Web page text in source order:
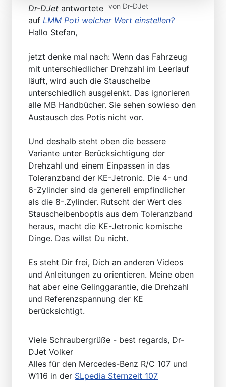
von Dr-DJet
Dr-DJet antwortete
auf LMM Poti welcher Wert einstellen?
Hallo Stefan,
jetzt denke mal nach: Wenn das Fahrzeug
mit unterschiedlicher Drehzahl im Leerlauf
läuft, wird auch die Stauscheibe
unterschiedlich ausgelenkt. Das ignorieren
alle MB Handbücher. Sie sehen sowieso den
Austausch des Potis nicht vor.
Und deshalb steht oben die bessere
Variante unter Berücksichtigung der
Drehzahl und einem Einpassen in das
Toleranzband der KE-Jetronic. Die 4- und
6-Zylinder sind da generell empfindlicher
als die 8-.Zylinder. Rutscht der Wert des
Stauscheibenboptis aus dem Toleranzband
heraus, macht die KE-Jetronic komische
Dinge. Das willst Du nicht.
Es steht Dir frei, Dich an anderen Videos
und Anleitungen zu orientieren. Meine oben
hat aber eine Gelinggarantie, die Drehzahl
und Referenzspannung der KE
berücksichtigt.
Viele Schraubergrüße - best regards, Dr-
DJet Volker
Alles für den Mercedes-Benz R/C 107 und
W116 in der SLpedia Sternzeit 107